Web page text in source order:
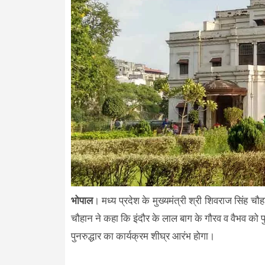
भोपाल। मध्य प्रदेश के मुख्यमंत्री श्री शिवराज सिंह
चौहान ने कहा कि इंदौर के लाल बाग के गौरव व वैभव को
पुनरुद्धार का कार्यक्रम शीघ्र आरंभ होगा।